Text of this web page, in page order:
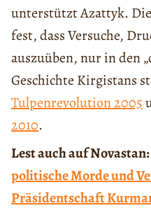
unterstützt Azattyk.
fest, dass Versuche,
auszuüben, nur in den
Geschichte Kirgistans
Tulpenrevolution 2005
2010.
Lest auch auf Novastan:
politische Morde und
Präsidentschaft